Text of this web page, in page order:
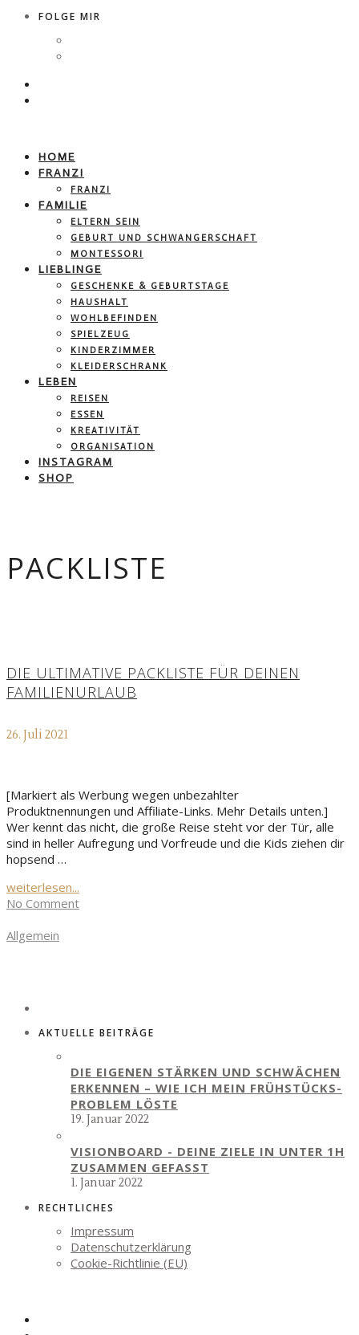
FOLGE MIR
HOME
FRANZI
FRANZI
FAMILIE
ELTERN SEIN
GEBURT UND SCHWANGERSCHAFT
MONTESSORI
LIEBLINGE
GESCHENKE & GEBURTSTAGE
HAUSHALT
WOHLBEFINDEN
SPIELZEUG
KINDERZIMMER
KLEIDERSCHRANK
LEBEN
REISEN
ESSEN
KREATIVITÄT
ORGANISATION
INSTAGRAM
SHOP
PACKLISTE
DIE ULTIMATIVE PACKLISTE FÜR DEINEN
FAMILIENURLAUB
26. Juli 2021
[Markiert als Werbung wegen unbezahlter
Produktnennungen und Affiliate-Links. Mehr Details unten.]
Wer kennt das nicht, die große Reise steht vor der Tür, alle
sind in heller Aufregung und Vorfreude und die Kids ziehen dir
hopsend …
weiterlesen...
No Comment
Allgemein
AKTUELLE BEITRÄGE
DIE EIGENEN STÄRKEN UND SCHWÄCHEN
ERKENNEN – WIE ICH MEIN FRÜHSTÜCKS-
PROBLEM LÖSTE
19. Januar 2022
VISIONBOARD - DEINE ZIELE IN UNTER 1H
ZUSAMMEN GEFASST
1. Januar 2022
RECHTLICHES
Impressum
Datenschutzerklärung
Cookie-Richtlinie (EU)